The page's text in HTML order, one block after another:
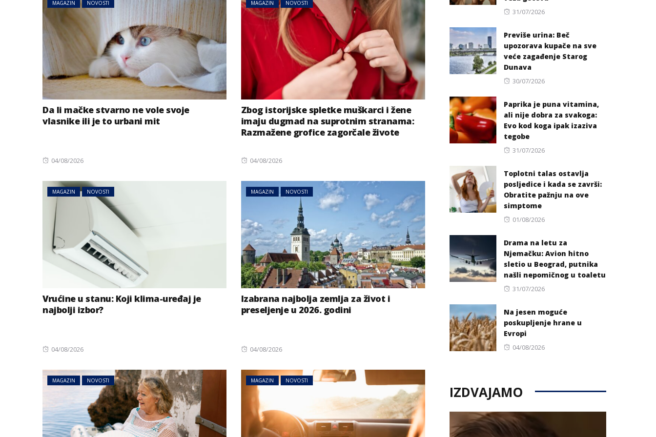
MAGAZIN NOVOSTI
Da li mačke stvarno ne vole svoje
vlasnike ili je to urbani mit
Posted
04/08/2026
MAGAZIN NOVOSTI
Zbog istorijske spletke muškarci i žene
imaju dugmad na suprotnim stranama:
Razmažene grofice zagorčale živote
Posted
04/08/2026
MAGAZIN NOVOSTI
Vrućine u stanu: Koji klima-uređaj je
najbolji izbor?
Posted
04/08/2026
MAGAZIN NOVOSTI
Izabrana najbolja zemlja za život i
preseljenje u 2026. godini
Posted
04/08/2026
MAGAZIN NOVOSTI MAGAZIN NOVOSTI
Posted
31/07/2026
Previše urina: Beč
upozorava kupače na sve
veće zagađenje Starog
Dunava
Posted
30/07/2026
Paprika je puna vitamina,
ali nije dobra za svakoga:
Evo kod koga ipak izaziva
tegobe
Posted
31/07/2026
Toplotni talas ostavlja
posljedice i kada se završi:
Obratite pažnju na ove
simptome
Posted
01/08/2026
Drama na letu za
Njemačku: Avion hitno
sletio u Beograd, putnika
našli nepomičnog u toaletu
Posted
31/07/2026
Na jesen moguće
poskupljenje hrane u
Evropi
Posted
04/08/2026
IZDVAJAMO